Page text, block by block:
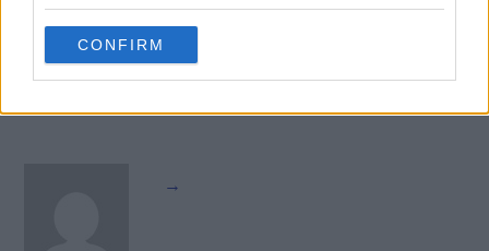
use your data for below specified purposes in below Google
consent section.
CONFIRM
→